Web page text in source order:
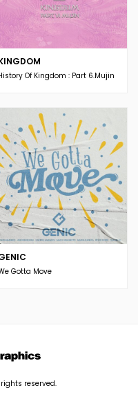
Of Kingdom : Part 6.Mujin
Gotta Move
reserved.